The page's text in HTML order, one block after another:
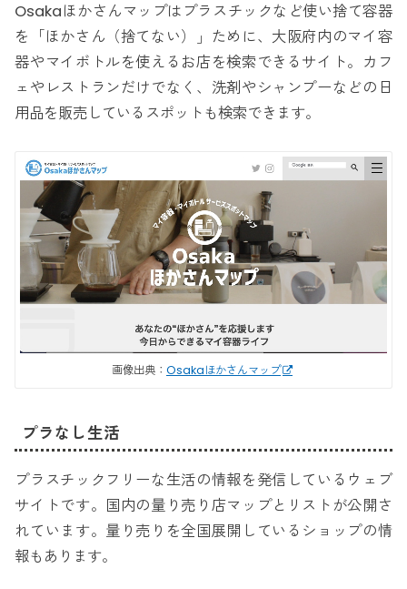
Osakaほかさんマップはプラスチックなど使い捨て容器
を「ほかさん（捨てない）」ために、大阪府内のマイ容
器やマイボトルを使えるお店を検索できるサイト。カフ
ェやレストランだけでなく、洗剤やシャンプーなどの日
用品を販売しているスポットも検索できます。
画像出典： Osakaほかさんマップ
プラなし生活
プラスチックフリーな生活の情報を発信しているウェブ
サイトです。国内の量り売り店マップとリストが公開さ
れています。量り売りを全国展開しているショップの情
報もあります。